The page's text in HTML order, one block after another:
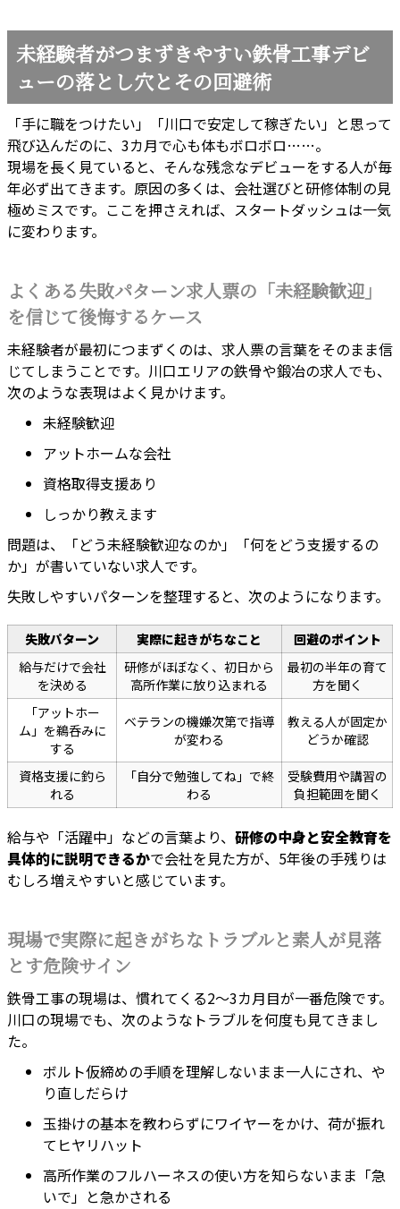
未経験者がつまずきやすい鉄骨工事デビ
ューの落とし穴とその回避術
「手に職をつけたい」「川口で安定して稼ぎたい」と思って
飛び込んだのに、3カ月で心も体もボロボロ……。
現場を長く見ていると、そんな残念なデビューをする人が毎
年必ず出てきます。原因の多くは、会社選びと研修体制の見
極めミスです。ここを押さえれば、スタートダッシュは一気
に変わります。
よくある失敗パターン求人票の「未経験歓迎」
を信じて後悔するケース
未経験者が最初につまずくのは、求人票の言葉をそのまま信
じてしまうことです。川口エリアの鉄骨や鍛冶の求人でも、
次のような表現はよく見かけます。
未経験歓迎
アットホームな会社
資格取得支援あり
しっかり教えます
問題は、「どう未経験歓迎なのか」「何をどう支援するの
か」が書いていない求人です。
失敗しやすいパターンを整理すると、次のようになります。
失敗パターン 実際に起きがちなこと
回避のポイント
給与だけで会社
を決める
研修がほぼなく、初日から
高所作業に放り込まれる
最初の半年の育て
方を聞く
「アットホー
ム」を鵜呑みに
する
ベテランの機嫌次第で指導
が変わる
教える人が固定か
どうか確認
資格支援に釣ら
れる
「自分で勉強してね」で終
わる
受験費用や講習の
負担範囲を聞く
給与や「活躍中」などの言葉より、 研修の中身と安全教育を
具体的に説明できるかで会社を見た方が、5年後の手残りは
むしろ増えやすいと感じています。
現場で実際に起きがちなトラブルと素人が見落
とす危険サイン
鉄骨工事の現場は、慣れてくる2〜3カ月目が一番危険です。
川口の現場でも、次のようなトラブルを何度も見てきまし
た。
ボルト仮締めの手順を理解しないまま一人にされ、や
り直しだらけ
玉掛けの基本を教わらずにワイヤーをかけ、荷が振れ
てヒヤリハット
高所作業のフルハーネスの使い方を知らないまま「急
いで」と急かされる